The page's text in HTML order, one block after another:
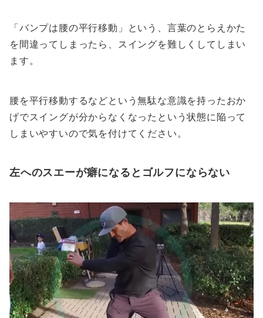
「バンプは腰の平行移動」という、言葉のとらえかた
を間違ってしまったら、スイングを難しくしてしまい
ます。
腰を平行移動するなどという無駄な意識を持ったおか
げでスイングが分からなくなったという状態に陥って
しまいやすいので気を付けてください。
左へのスエーが癖になるとゴルフにならない